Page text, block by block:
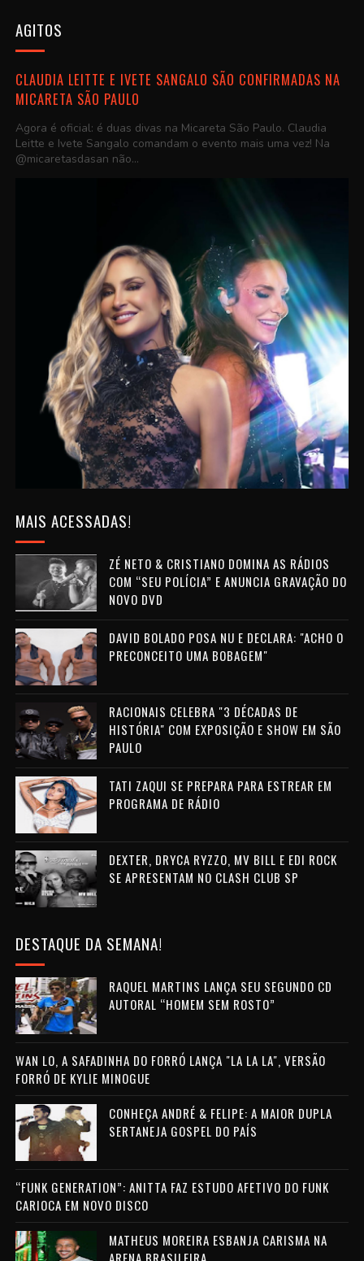
AGITOS
CLAUDIA LEITTE E IVETE SANGALO SÃO CONFIRMADAS NA
MICARETA SÃO PAULO
Agora é oficial: é duas divas na Micareta São Paulo. Claudia
Leitte e Ivete Sangalo comandam o evento mais uma vez! Na
@micaretasdasan não...
MAIS ACESSADAS!
ZÉ NETO & CRISTIANO DOMINA AS RÁDIOS
COM “SEU POLÍCIA” E ANUNCIA GRAVAÇÃO DO
NOVO DVD
DAVID BOLADO POSA NU E DECLARA: "ACHO O
PRECONCEITO UMA BOBAGEM"
RACIONAIS CELEBRA "3 DÉCADAS DE
HISTÓRIA" COM EXPOSIÇÃO E SHOW EM SÃO
PAULO
TATI ZAQUI SE PREPARA PARA ESTREAR EM
PROGRAMA DE RÁDIO
DEXTER, DRYCA RYZZO, MV BILL E EDI ROCK
SE APRESENTAM NO CLASH CLUB SP
DESTAQUE DA SEMANA!
RAQUEL MARTINS LANÇA SEU SEGUNDO CD
AUTORAL “HOMEM SEM ROSTO”
WAN LO, A SAFADINHA DO FORRÓ LANÇA "LA LA LA", VERSÃO
FORRÓ DE KYLIE MINOGUE
CONHEÇA ANDRÉ & FELIPE: A MAIOR DUPLA
SERTANEJA GOSPEL DO PAÍS
“FUNK GENERATION”: ANITTA FAZ ESTUDO AFETIVO DO FUNK
CARIOCA EM NOVO DISCO
MATHEUS MOREIRA ESBANJA CARISMA NA